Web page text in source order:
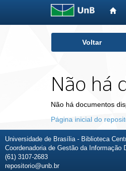
Voltar
Não há
Não há documentos
Página inicial do
Universidade de Brasília - Biblioteca
Coordenadoria de Gestão da Informação
(61) 3107-2683
repositorio@unb.br